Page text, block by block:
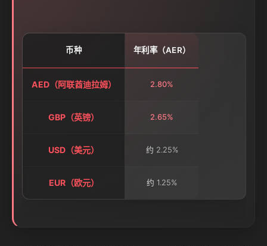
币种 年利率（AER）
AED（阿联酋迪拉姆） 2.80%
GBP（英镑） 2.65%
USD（美元） 约 2.25%
EUR（欧元） 约 1.25%